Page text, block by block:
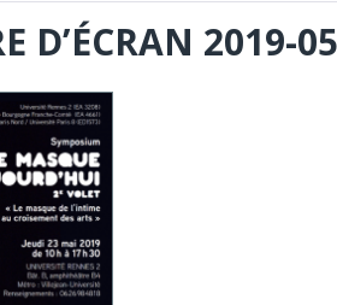
D’ÉCRAN 2019-